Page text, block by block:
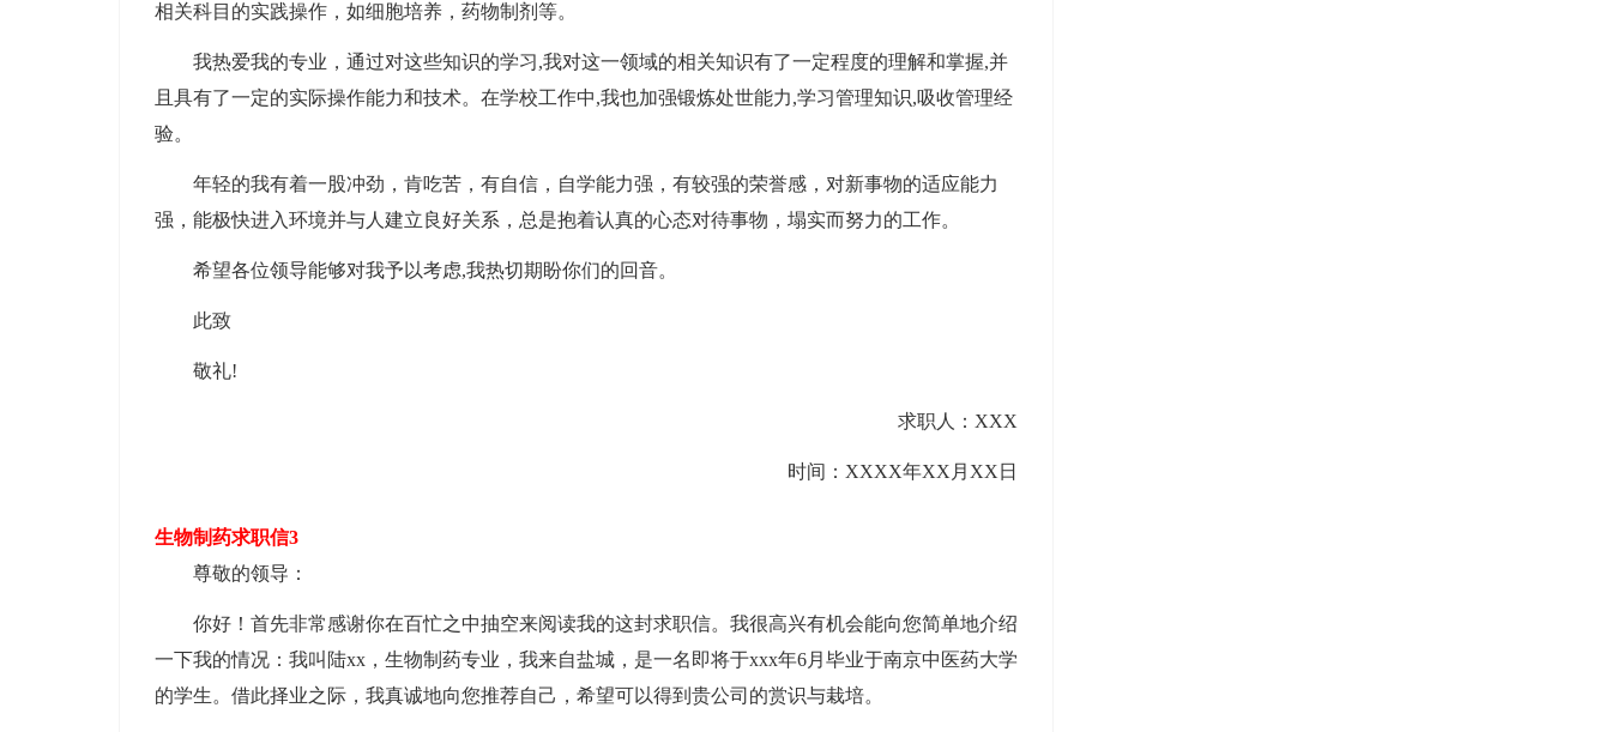
相关科目的实践操作，如细胞培养，药物制剂等。
我热爱我的专业，通过对这些知识的学习,我对这一领域的相关知识有了一定程度的理解和掌握,并
且具有了一定的实际操作能力和技术。在学校工作中,我也加强锻炼处世能力,学习管理知识,吸收管理经
验。
年轻的我有着一股冲劲，肯吃苦，有自信，自学能力强，有较强的荣誉感，对新事物的适应能力
强，能极快进入环境并与人建立良好关系，总是抱着认真的心态对待事物，塌实而努力的工作。
希望各位领导能够对我予以考虑,我热切期盼你们的回音。
此致
敬礼!
求职人：XXX
时间：XXXX年XX月XX日
生物制药求职信3
尊敬的领导：
你好！首先非常感谢你在百忙之中抽空来阅读我的这封求职信。我很高兴有机会能向您简单地介绍
一下我的情况：我叫陆xx，生物制药专业，我来自盐城，是一名即将于xxx年6月毕业于南京中医药大学
的学生。借此择业之际，我真诚地向您推荐自己，希望可以得到贵公司的赏识与栽培。